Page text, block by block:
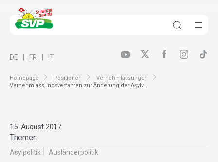
Homepage Positionen
Vernehmlassungen
Vernehmlassungsverfahren zur Änderung der Asylv...
DE FR IT
15. August 2017
Themen
Asylpolitik Ausländer­politik